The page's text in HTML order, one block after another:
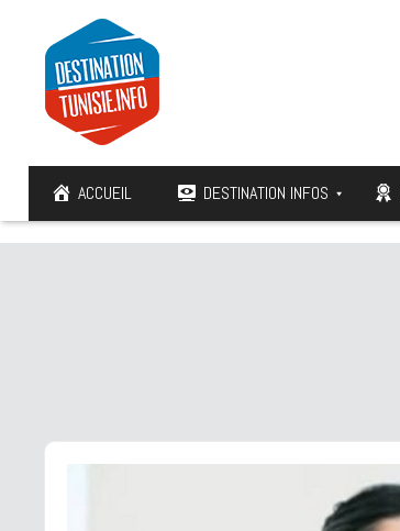
ACCUEIL DESTINATION INFOS